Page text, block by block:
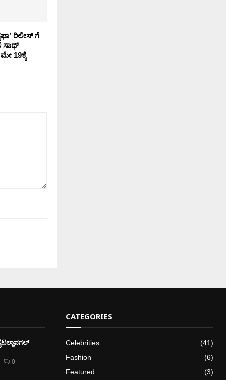
ರಿಲೀಸ್ ಗೆ
ಸಾಥ್
19ಕ್ಕೆ
0
CATEGORIES
Celebrities
(41)
Fashion
(6)
Featured
(3)